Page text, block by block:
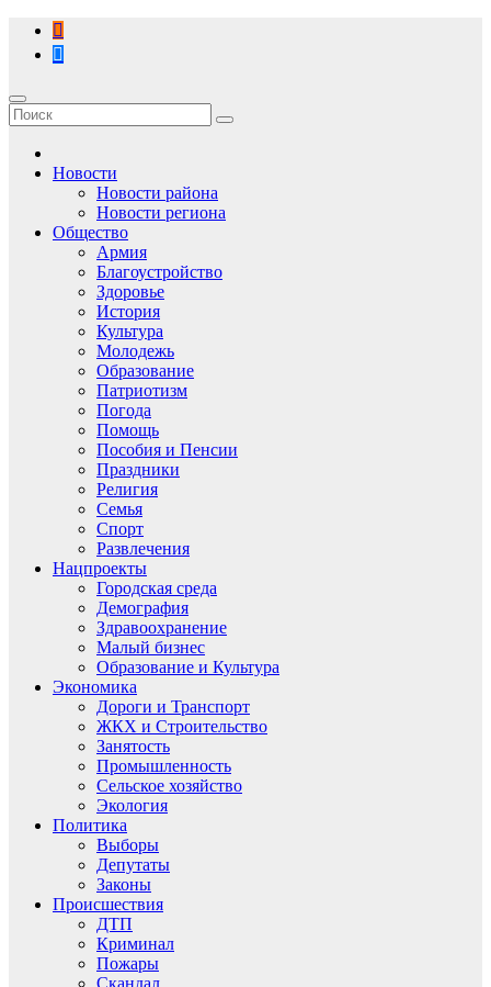
Перейти
содержимому
Новости
Новости района
Новости региона
Общество
Армия
Благоустройство
Здоровье
История
Культура
Молодежь
Образование
Патриотизм
Погода
Помощь
Пособия и Пенсии
Праздники
Религия
Семья
Спорт
Развлечения
Нацпроекты
Городская среда
Демография
Здравоохранение
Малый бизнес
Образование и Культура
Экономика
Дороги и Транспорт
ЖКХ и Строительство
Занятость
Промышленность
Сельское хозяйство
Экология
Политика
Выборы
Депутаты
Законы
Происшествия
ДТП
Криминал
Пожары
Скандал